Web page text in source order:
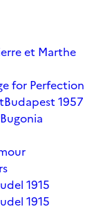
et Marthe
for Perfection
Budapest 1957
Bugonia
1915
1915